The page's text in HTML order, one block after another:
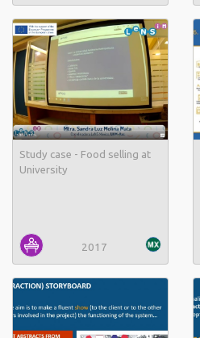
Study case - Food selling at
University
2017